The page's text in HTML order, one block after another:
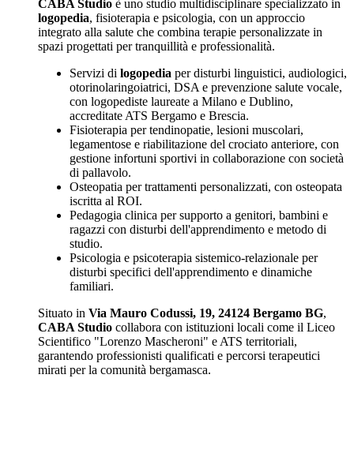
CABA Studio è uno studio multidisciplinare specializzato in
logopedia, fisioterapia e psicologia, con un approccio
integrato alla salute che combina terapie personalizzate in
spazi progettati per tranquillità e professionalità.
Servizi di logopedia per disturbi linguistici, audiologici,
otorinolaringoiatrici, DSA e prevenzione salute vocale,
con logopediste laureate a Milano e Dublino,
accreditate ATS Bergamo e Brescia.
Fisioterapia per tendinopatie, lesioni muscolari,
legamentose e riabilitazione del crociato anteriore, con
gestione infortuni sportivi in collaborazione con società
di pallavolo.
Osteopatia per trattamenti personalizzati, con osteopata
iscritta al ROI.
Pedagogia clinica per supporto a genitori, bambini e
ragazzi con disturbi dell'apprendimento e metodo di
studio.
Psicologia e psicoterapia sistemico-relazionale per
disturbi specifici dell'apprendimento e dinamiche
familiari.
Situato in Via Mauro Codussi, 19, 24124 Bergamo BG,
CABA Studio collabora con istituzioni locali come il Liceo
Scientifico "Lorenzo Mascheroni" e ATS territoriali,
garantendo professionisti qualificati e percorsi terapeutici
mirati per la comunità bergamasca.